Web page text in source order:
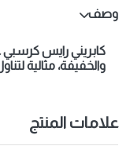
وصف
كابريني رايس
والخفيفة، مثالية
علامات المنتج